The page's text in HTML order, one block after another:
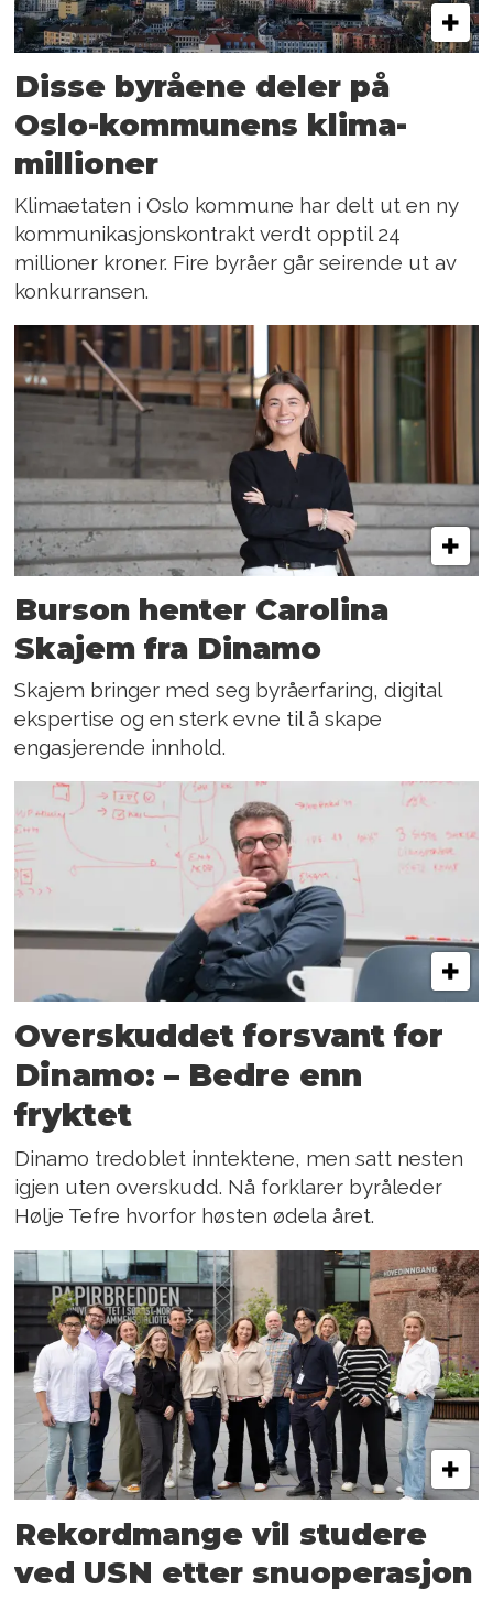
Disse byråene deler på
Oslo-kommunens klima-
millioner
Klimaetaten i Oslo kommune har delt ut en ny
kommunikasjonskontrakt verdt opptil 24
millioner kroner. Fire byråer går seirende ut av
konkurransen.
Burson henter Carolina
Skajem fra Dinamo
Skajem bringer med seg byråerfaring, digital
ekspertise og en sterk evne til å skape
engasjerende innhold.
Overskuddet forsvant for
Dinamo: – Bedre enn
fryktet
Dinamo tredoblet inntektene, men satt nesten
igjen uten overskudd. Nå forklarer byråleder
Hølje Tefre hvorfor høsten ødela året.
Rekordmange vil studere
ved USN etter snuoperasjon